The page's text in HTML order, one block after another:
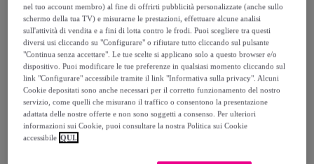
Consegna
Spedizione gratuita
Consegna: tra il18/08e il21/08
nel tuo account membro) al fine di offrirti pubblicità personalizzate (anche sullo
schermo della tua TV) e misurarne le prestazioni, effettuare alcune analisi
sull'attività di vendita e a fini di lotta contro le frodi. Puoi scegliere tra questi
diversi usi cliccando su "Configurare" o rifiutare tutto cliccando sul pulsante
"Continua senza accettare". Le tue scelte si applicano solo a questo browser e/o
dispositivo. Puoi modificare le tue preferenze in qualsiasi momento cliccando sul
link "Configurare" accessibile tramite il link "Informativa sulla privacy". Alcuni
Cookie depositati sono anche necessari per il corretto funzionamento del nostro
servizio, come quelli che misurano il traffico o consentono la presentazione
adattata delle nostre offerte e non sono soggetti a consenso. Per ulteriori
informazioni sui Cookie, puoi consultare la nostra Politica sui Cookie
accessibile QUI.